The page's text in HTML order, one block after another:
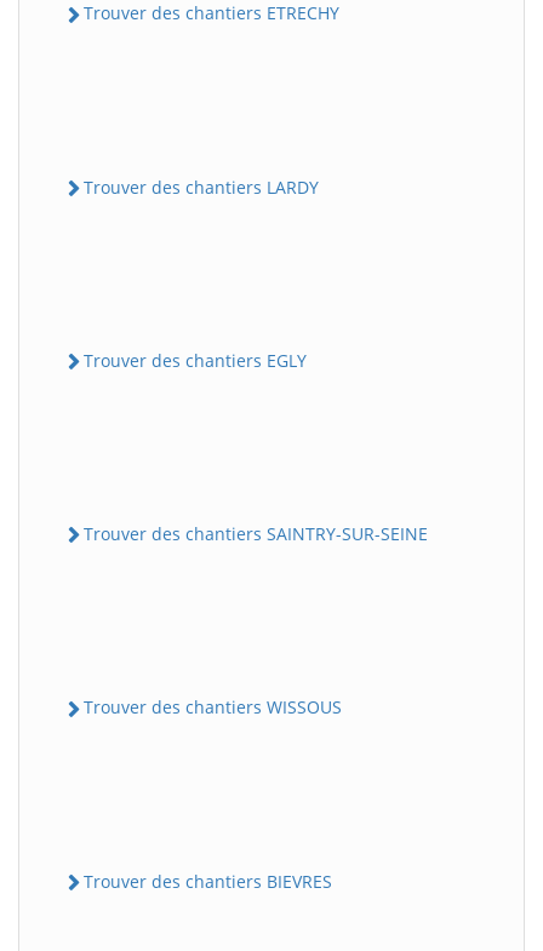
Trouver des chantiers ETRECHY
Trouver des chantiers LARDY
Trouver des chantiers EGLY
Trouver des chantiers SAINTRY-SUR-SEINE
Trouver des chantiers WISSOUS
Trouver des chantiers BIEVRES